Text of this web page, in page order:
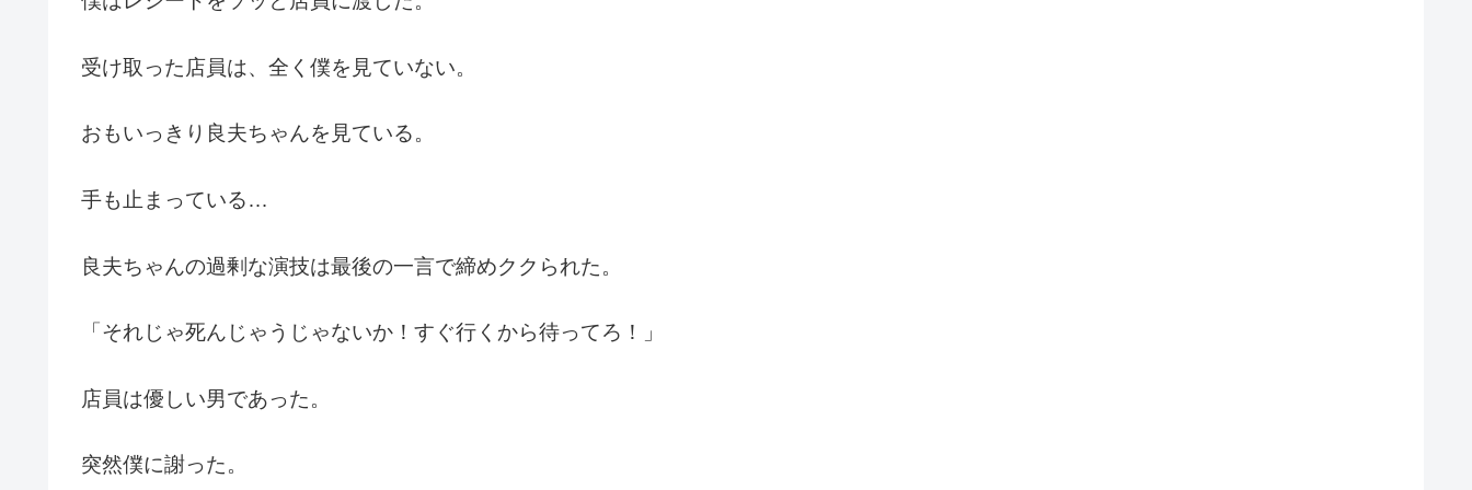
受け取った店員は、全く僕を見ていない。
おもいっきり良夫ちゃんを見ている。
手も止まっている…
良夫ちゃんの過剰な演技は最後の一言で締めククられた。
「それじゃ死んじゃうじゃないか！すぐ行くから待ってろ！」
店員は優しい男であった。
突然僕に謝った。